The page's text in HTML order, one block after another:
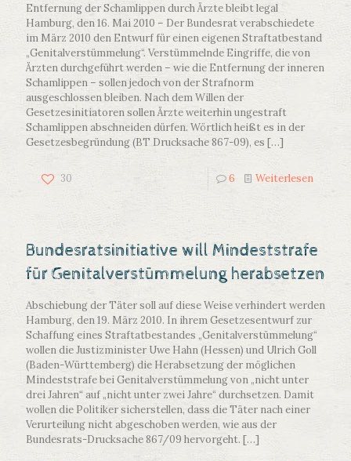
Entfernung der Schamlippen durch Ärzte bleibt legal
Hamburg, den 16. Mai 2010 – Der Bundesrat verabschiedete
im März 2010 den Entwurf für einen eigenen Straftatbestand
„Genitalverstümmelung“. Verstümmelnde Eingriffe, die von
Ärzten durchgeführt werden – wie die Entfernung der inneren
Schamlippen – sollen jedoch von der Strafnorm
ausgeschlossen bleiben. Nach dem Willen der
Gesetzesinitiatoren sollen Ärzte weiterhin ungestraft
Schamlippen abschneiden dürfen. Wörtlich heißt es in der
Gesetzesbegründung (BT Drucksache 867-09), es […]
30 6 Weiterlesen
Bundesratsinitiative will Mindeststrafe
für Genitalverstümmelung herabsetzen
Abschiebung der Täter soll auf diese Weise verhindert werden
Hamburg, den 19. März 2010. In ihrem Gesetzesentwurf zur
Schaffung eines Straftatbestandes „Genitalverstümmelung“
wollen die Justizminister Uwe Hahn (Hessen) und Ulrich Goll
(Baden-Württemberg) die Herabsetzung der möglichen
Mindeststrafe bei Genitalverstümmelung von „nicht unter
drei Jahren“ auf „nicht unter zwei Jahre“ durchsetzen. Damit
wollen die Politiker sicherstellen, dass die Täter nach einer
Verurteilung nicht abgeschoben werden, wie aus der
Bundesrats-Drucksache 867/09 hervorgeht. […]